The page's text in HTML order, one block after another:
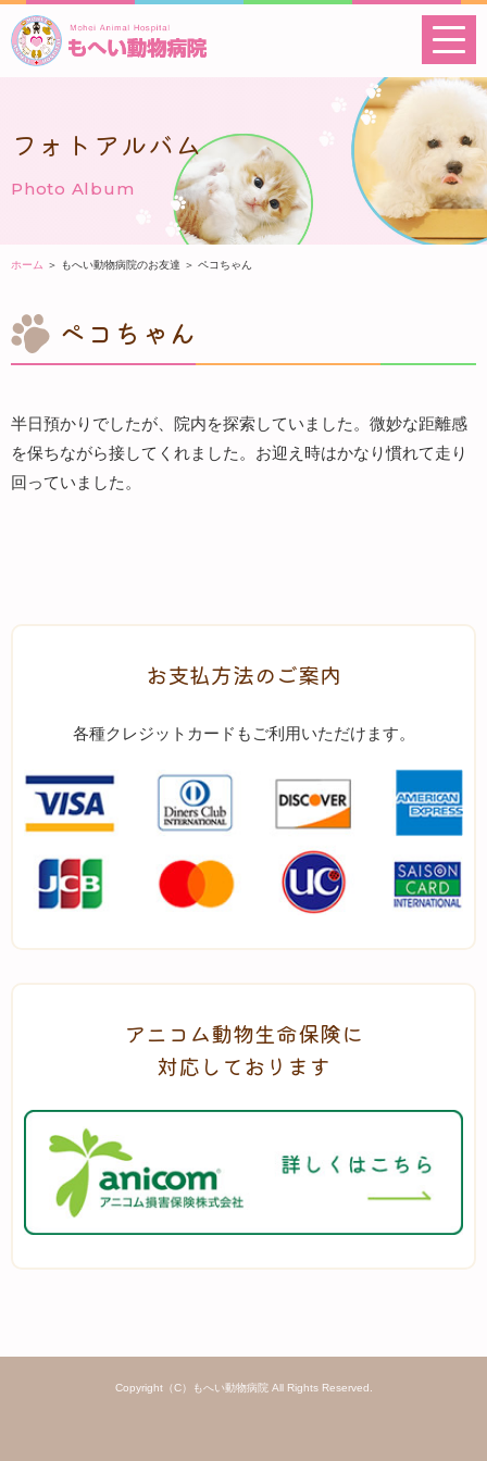
フォトアルバム
Photo Album
ホーム ＞ もへい動物病院のお友達 ＞ ペコちゃん
ペコちゃん
半日預かりでしたが、院内を探索していました。微妙な距離感
を保ちながら接してくれました。お迎え時はかなり慣れて走り
回っていました。
お支払方法のご案内
各種クレジットカードもご利用いただけます。
アニコム動物生命保険に
対応しております
Copyright（C）もへい動物病院 All Rights Reserved.